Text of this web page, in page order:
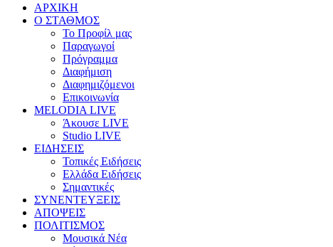
ΑΡΧΙΚΗ
Ο ΣΤΑΘΜΟΣ
Το Προφίλ μας
Παραγωγοί
Πρόγραμμα
Διαφήμιση
Διαφημιζόμενοι
Επικοινωνία
MELODIA LIVE
Άκουσε LIVE
Studio LIVE
ΕΙΔΗΣΕΙΣ
Τοπικές Ειδήσεις
Ελλάδα Ειδήσεις
Σημαντικές
ΣΥΝΕΝΤΕΥΞΕΙΣ
ΑΠΟΨΕΙΣ
ΠΟΛΙΤΙΣΜΟΣ
Μουσικά Νέα